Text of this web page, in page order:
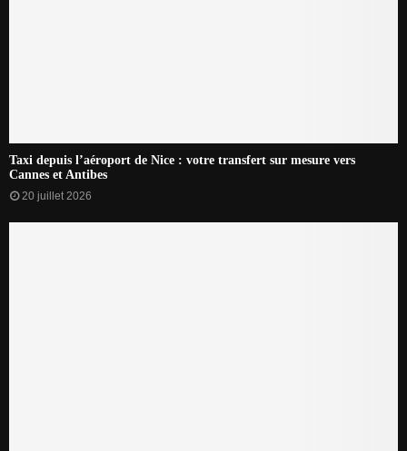
Taxi depuis l’aéroport de Nice : votre transfert sur mesure vers
Cannes et Antibes
20 juillet 2026